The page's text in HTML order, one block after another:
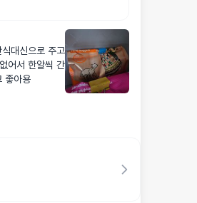
대신으로 주고
어서 한알씩 간
좋아용